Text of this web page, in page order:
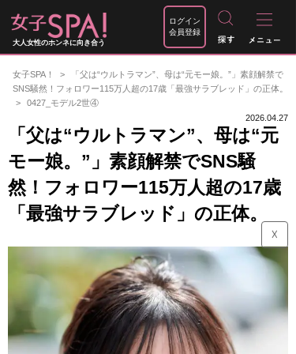
大人女性のホンネに向き合う
ログイン
会員登録
女子SPA！
「父は“ウルトラマン”、母は“元モー娘。”」素顔解禁で
SNS騒然！フォロワー115万人超の17歳「最強サラブレッド」の正体。
0427_モデル2世④
2026.04.27
「父は“ウルトラマン”、母は“元
モー娘。”」素顔解禁でSNS騒
然！フォロワー115万人超の17歳
「最強サラブレッド」の正体。
☓